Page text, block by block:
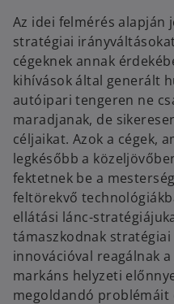
Az idei felmérés alapján
stratégiai
cégeknek annak
kihívások által generált
autóipari tengeren ne
maradjanak, de
céljaikat. Azok a cégek,
legkésőbb a
fektetnek be a
feltörekvő
ellátási lánc-
támaszkodnak
innovációval reagálnak
markáns helyzeti
megoldandó problémáit